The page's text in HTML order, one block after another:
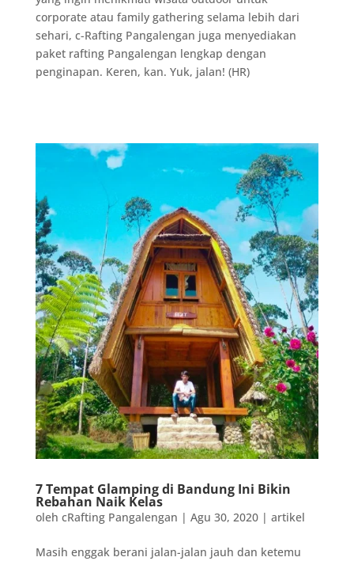
corporate atau family gathering selama lebih dari
sehari, c-Rafting Pangalengan juga menyediakan
paket rafting Pangalengan lengkap dengan
penginapan. Keren, kan. Yuk, jalan! (HR)
7 Tempat Glamping di Bandung Ini Bikin
Rebahan Naik Kelas
oleh cRafting Pangalengan | Agu 30, 2020| artikel
Masih enggak berani jalan-jalan jauh dan ketemu